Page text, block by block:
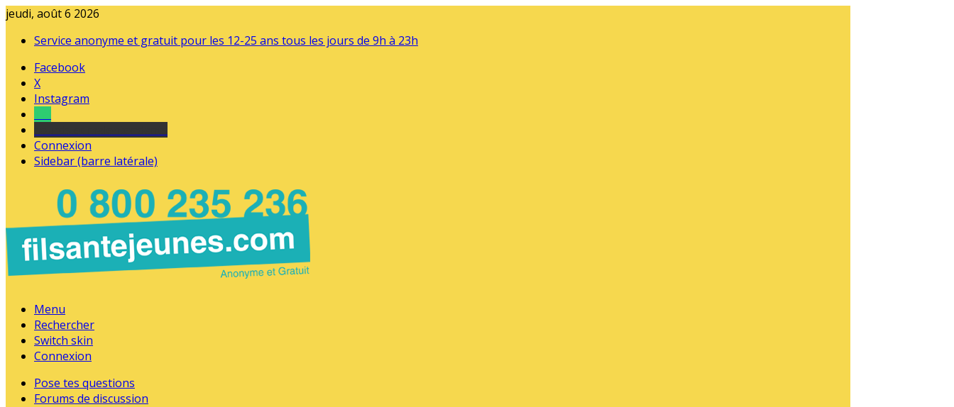
jeudi, août 6 2026
Service anonyme et gratuit pour les 12-25 ans tous les jours de 9h à 23h
Facebook
X
Instagram
Connexion
Sidebar (barre latérale)
Menu
Rechercher
Switch skin
Connexion
Pose tes questions
Forums de discussion